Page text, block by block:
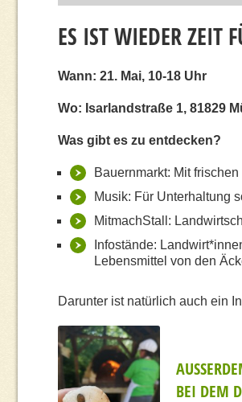
ES IST WIEDER ZEIT
Wann: 21. Mai, 10-18 Uhr⁠
Wo: Isarlandstraße 1, 81829
Was gibt es zu entdecken⁠?
Bauernmarkt: Mit
Musik: Für Unterhaltung
MitmachStall:
Infostände:
Lebensmittel von den
Darunter ⁠ist natürlich auch ein
BEI DEM